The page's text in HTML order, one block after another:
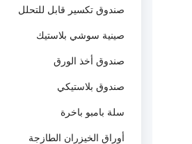
صندوق تكسير قابل للتحلل
صينية سوشي بلاستيك
صندوق أخذ الورق
صندوق بلاستيكي
سلة بامبو باخرة
أوراق الخيزران الطازجة